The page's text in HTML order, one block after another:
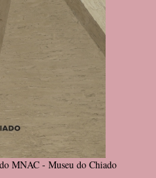
MNAC - Museu do Chiado